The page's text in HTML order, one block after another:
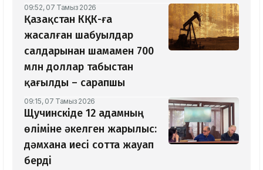
09:52, 07 Тамыз 2026
Қазақстан КҚК-ға
жасалған шабуылдар
салдарынан шамамен 700
млн доллар табыстан
қағылды – сарапшы
09:15, 07 Тамыз 2026
Щучинскіде 12 адамның
өліміне әкелген жарылыс:
дәмхана иесі сотта жауап
берді